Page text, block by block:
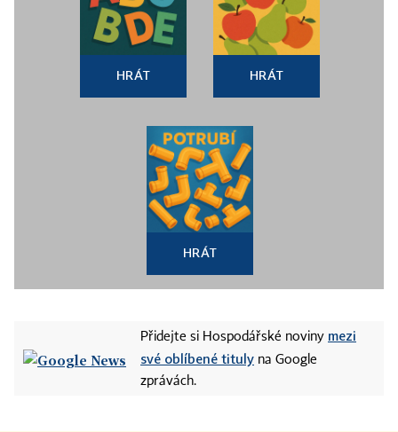
HRÁT HRÁT
HRÁT
Přidejte si Hospodářské noviny mezi
své oblíbené tituly na Google
zprávách.